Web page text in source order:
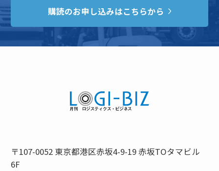
購読のお申し込みはこちらから
〒107-0052 東京都港区赤坂4-9-19 赤坂TOタマビル
6F